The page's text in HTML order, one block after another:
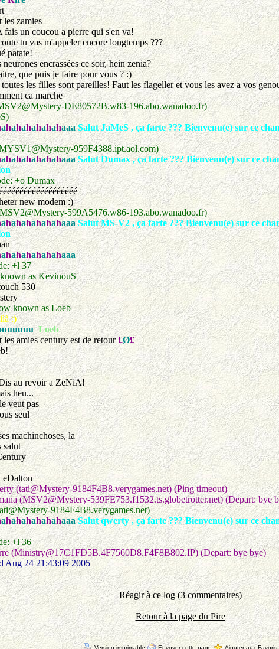
les zamies
un coucou a pierre qui s'en va!
tu vas m'appeler encore longtemps ???
patate!
encrassées ce soir, hein zenia?
que puis je faire pour vous ? :)
les filles sont pareilles! Faut les flageller et vous les avez a vos
ca marche
DE80572B.w83-196.abo.wanadoo.fr)
ahahahahahahaaaSalut JaMeS , ça farte ??? Bienvenu(e) sur ce
959F4388.ipt.aol.com)
ahahahahahahaaaSalut Dumax , ça farte ??? Bienvenu(e) sur ce
+o Dumax
new modem :)
599A5476.w86-193.abo.wanadoo.fr)
ahahahahahahaaaSalut MS-V2 , ça farte ??? Bienvenu(e) sur ce
ahahahahahahaaa
+l 37
as KevinouS
530
known as Loeb
:)
Loeb
les amies century est de retour£Ø£
au revoir a ZeNiA!
heu...
veut pas
seul
machinchoses, la
(tati@Mystery-9184F4B8.verygames.net) (Ping timeout)
(MSV2@Mystery-539FE753.f1532.ts.globetrotter.net) (Depart: bye
9184F4B8.verygames.net)
ahahahahahahaaaSalut qwerty , ça farte ??? Bienvenu(e) sur ce
+l 36
(Ministry@17C1FD5B.4F7560D8.F4F8B802.IP) (Depart: bye bye)
Aug 24 21:43:09 2005
Réagir à ce log (3 commentaires)
Retour à la page du Pire
Version imprimable Envoyer cette page Ajouter aux Favoris